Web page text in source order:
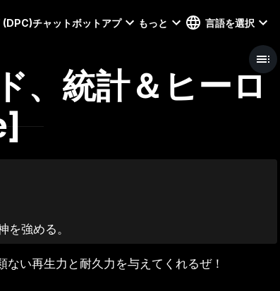
(DPC)チャットボットアプ もっと 言語を選択
、統計＆ヒーロ
強める。
い再生力と耐久力を与えてくれるぜ！